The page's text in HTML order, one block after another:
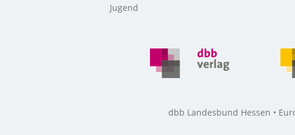
Jugend
dbb Landesbund Hessen •